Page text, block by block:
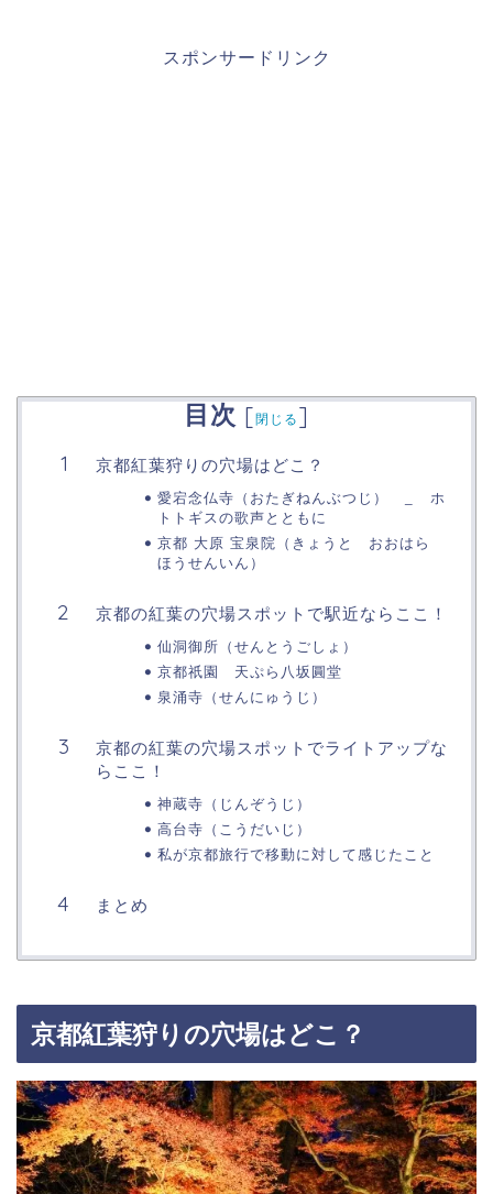
スポンサードリンク
目次 [閉じる ]
京都紅葉狩りの穴場はどこ？
愛宕念仏寺（おたぎねんぶつじ） _ ホ
トトギスの歌声とともに
京都 大原 宝泉院（きょうと おおはら
ほうせんいん）
京都の紅葉の穴場スポットで駅近ならここ！
仙洞御所（せんとうごしょ）
京都祇園 天ぷら八坂圓堂
泉涌寺（せんにゅうじ）
京都の紅葉の穴場スポットでライトアップな
らここ！
神蔵寺（じんぞうじ）
高台寺（こうだいじ）
私が京都旅行で移動に対して感じたこと
まとめ
京都紅葉狩りの穴場はどこ？